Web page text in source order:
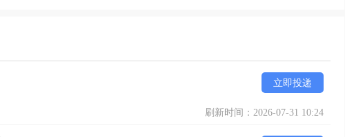
立即投递
刷新时间：2026-07-31 10:24